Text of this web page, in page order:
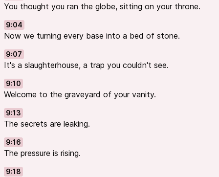
You thought you ran the globe, sitting on your throne.
9:04
Now we turning every base into a bed of stone.
9:07
It's a slaughterhouse, a trap you couldn't see.
9:10
Welcome to the graveyard of your vanity.
9:13
The secrets are leaking.
9:16
The pressure is rising.
9:18